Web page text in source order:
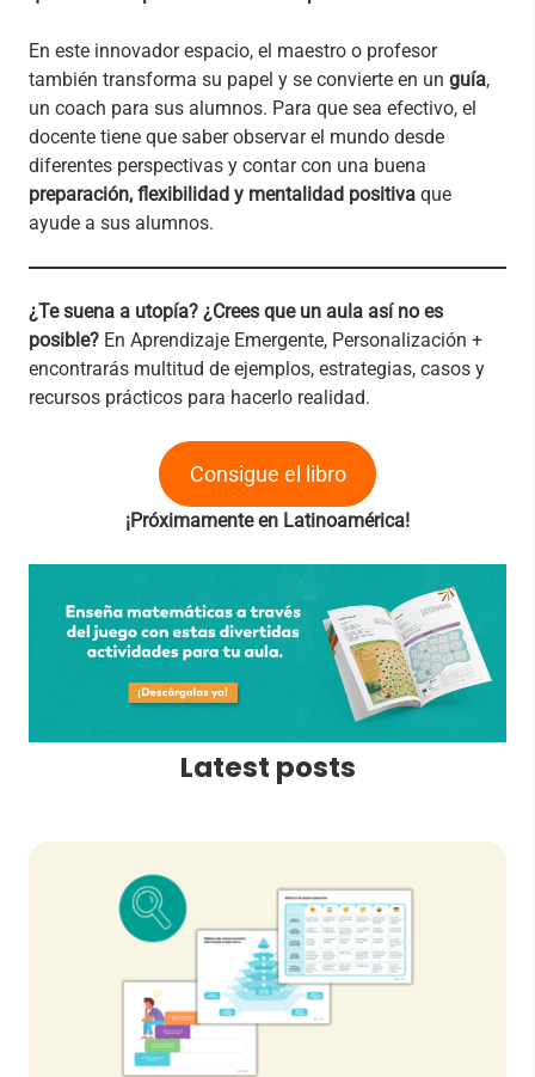
En este innovador espacio, el maestro o profesor
también transforma su papel y se convierte en un guía,
un coach para sus alumnos. Para que sea efectivo, el
docente tiene que saber observar el mundo desde
diferentes perspectivas y contar con una buena
preparación, flexibilidad y mentalidad positiva que
ayude a sus alumnos.
¿Te suena a utopía? ¿Crees que un aula así no es
posible? En Aprendizaje Emergente, Personalización +
encontrarás multitud de ejemplos, estrategias, casos y
recursos prácticos para hacerlo realidad.
Consigue el libro
¡Próximamente en Latinoamérica!
Latest posts